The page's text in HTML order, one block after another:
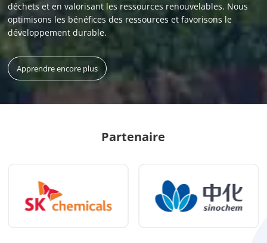
déchets et en valorisant les ressources renouvelables. Nous
optimisons les bénéfices des ressources et favorisons le
développement durable.
Apprendre encore plus
Partenaire